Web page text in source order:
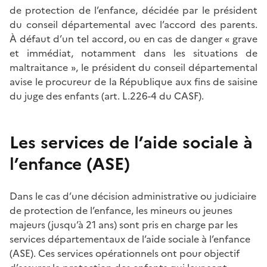
de protection de l’enfance, décidée par le président
du conseil départemental avec l’accord des parents.
À défaut d’un tel accord, ou en cas de danger « grave
et immédiat, notamment dans les situations de
maltraitance », le président du conseil départemental
avise le procureur de la République aux fins de saisine
du juge des enfants (art. L.226-4 du CASF).
Les services de l’aide sociale à
l’enfance (ASE)
Dans le cas d’une décision administrative ou judiciaire
de protection de l’enfance, les mineurs ou jeunes
majeurs (jusqu’à 21 ans) sont pris en charge par les
services départementaux de l’aide sociale à l’enfance
(ASE). Ces services opérationnels ont pour objectif